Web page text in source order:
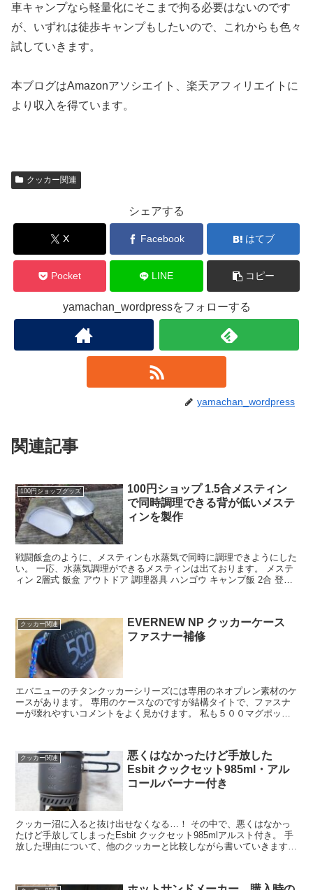
車キャンプなら軽量化にそこまで拘る必要はないのです
が、いずれは徒歩キャンプもしたいので、これからも色々
試していきます。
本ブログはAmazonアソシエイト、楽天アフィリエイトに
より収入を得ています。
クッカー関連
シェアする
X Facebook はてブ
Pocket LINE コピー
yamachan_wordpressをフォローする
yamachan_wordpress
関連記事
100円ショップグッズ
100円ショップ 1.5合メスティン
で同時調理できる背が低いメステ
ィンを製作
戦闘飯盒のように、メスティンも水蒸気で同時に調理できようにした
い。 一応、水蒸気調理ができるメスティンは出ております。 メステ
ィン 2層式 飯盒 アウトドア 調理器具 ハンゴウ キャンプ飯 2合 登山
クッカー関連
EVERNEW NP クッカーケース
ファスナー補修
エバニューのチタンクッカーシリーズには専用のネオプレン素材のケ
ースがあります。 専用のケースなのですが結構タイトで、ファスナ
ーが壊れやすいコメントをよく見かけます。 私も５００マグポット
クッカー関連
悪くはなかったけど手放した
Esbit クックセット985ml・アル
コールバーナー付き
クッカー沼に入ると抜け出せなくなる…！ その中で、悪くはなかっ
たけど手放してしまったEsbit クックセット985mlアルスト付き。 手
放した理由について、他のクッカーと比較しながら書いていきます。